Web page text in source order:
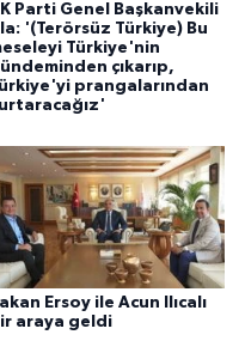
Parti Genel Başkanvekili
'(Terörsüz Türkiye) Bu
Türkiye'nin
çıkarıp,
prangalarından
Ersoy ile Acun Ilıcalı
araya geldi